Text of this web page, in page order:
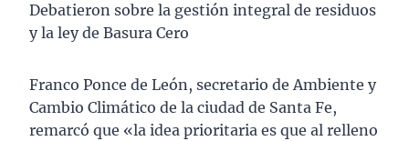
Debatieron sobre la gestión integral de residuos
y la ley de Basura Cero
Franco Ponce de León, secretario de Ambiente y
Cambio Climático de la ciudad de Santa Fe,
remarcó que «la idea prioritaria es que al relleno